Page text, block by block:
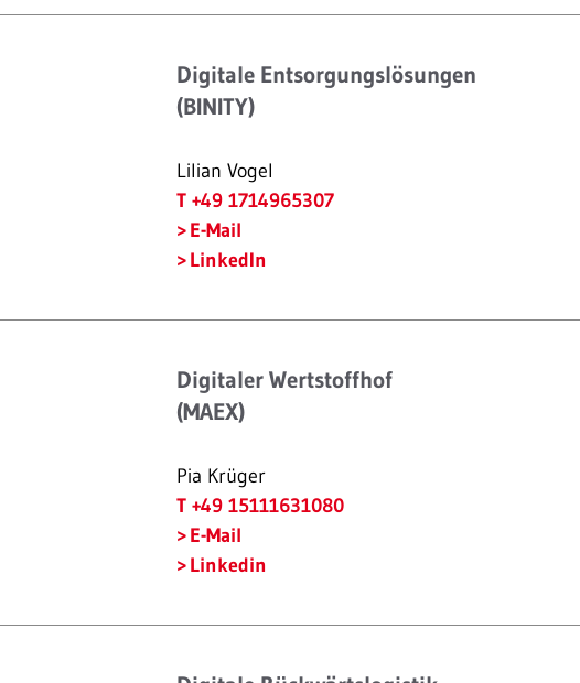
Digitale Entsorgungslösungen
(BINITY)
Lilian Vogel
T +49 1714965307
E-Mail
LinkedIn
Digitaler Wertstoffhof
(MAEX)
Pia Krüger
T +49 15111631080
E-Mail
Linkedin